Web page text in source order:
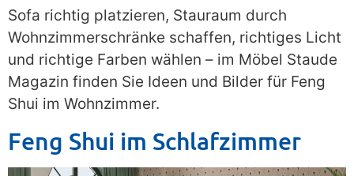
Sofa richtig platzieren, Stauraum durch
Wohnzimmerschränke schaffen, richtiges Licht
und richtige Farben wählen – im Möbel Staude
Magazin finden Sie Ideen und Bilder für Feng
Shui im Wohnzimmer.
Feng Shui im Schlafzimmer